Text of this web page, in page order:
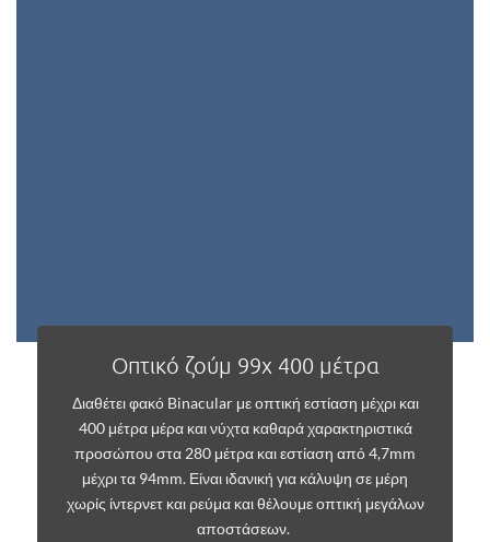
Οπτικό ζούμ 99x 400 μέτρα
Διαθέτει φακό Binacular με οπτική εστίαση μέχρι και
400 μέτρα μέρα και νύχτα καθαρά χαρακτηριστικά
προσώπου στα 280 μέτρα και εστίαση από 4,7mm
μέχρι τα 94mm. Είναι ιδανική για κάλυψη σε μέρη
χωρίς ίντερνετ και ρεύμα και θέλουμε οπτική μεγάλων
αποστάσεων.